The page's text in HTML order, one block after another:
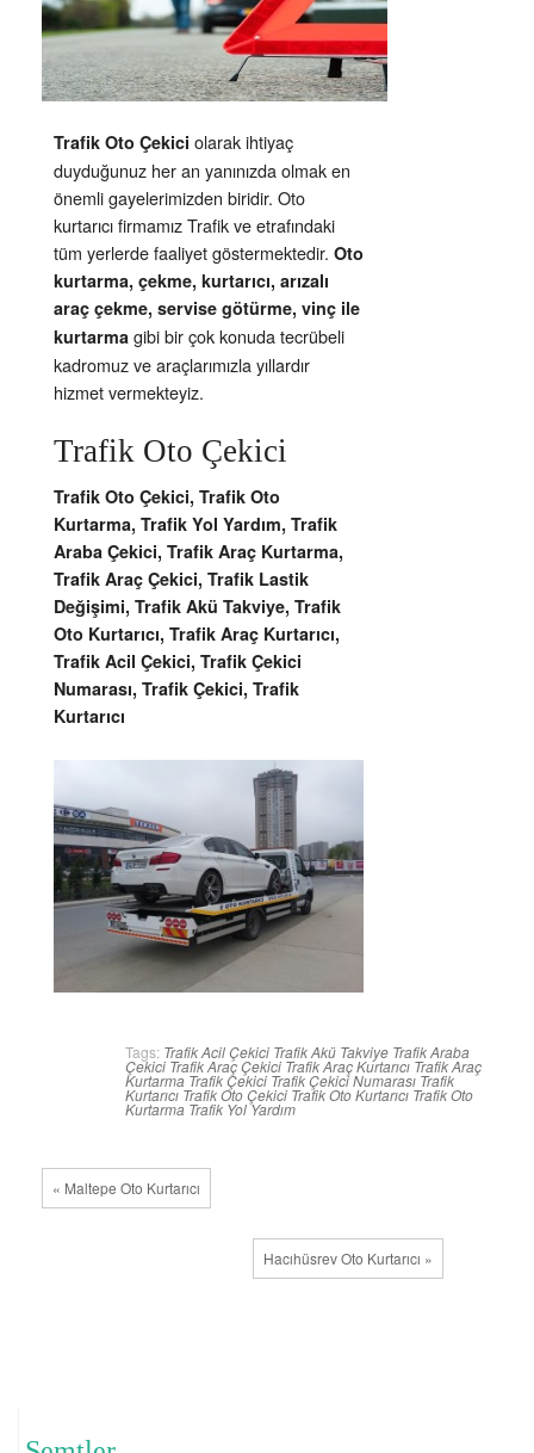
Trafik Oto Çekici olarak ihtiyaç
duyduğunuz her an yanınızda olmak en
önemli gayelerimizden biridir. Oto
kurtarıcı firmamız Trafik ve etrafındaki
tüm yerlerde faaliyet göstermektedir. Oto
kurtarma, çekme, kurtarıcı, arızalı
araç çekme, servise götürme, vinç ile
kurtarma gibi bir çok konuda tecrübeli
kadromuz ve araçlarımızla yıllardır
hizmet vermekteyiz.
Trafik Oto Çekici
Trafik Oto Çekici, Trafik Oto
Kurtarma, Trafik Yol Yardım, Trafik
Araba Çekici, Trafik Araç Kurtarma,
Trafik Araç Çekici, Trafik Lastik
Değişimi, Trafik Akü Takviye, Trafik
Oto Kurtarıcı, Trafik Araç Kurtarıcı,
Trafik Acil Çekici, Trafik Çekici
Numarası, Trafik Çekici, Trafik
Kurtarıcı
Tags: Trafik Acil Çekici Trafik Akü Takviye Trafik Araba
Çekici Trafik Araç Çekici Trafik Araç Kurtarıcı Trafik Araç
Kurtarma Trafik Çekici Trafik Çekici Numarası Trafik
Kurtarıcı Trafik Oto Çekici Trafik Oto Kurtarıcı Trafik Oto
Kurtarma Trafik Yol Yardım
« Maltepe Oto Kurtarıcı
Hacıhüsrev Oto Kurtarıcı »